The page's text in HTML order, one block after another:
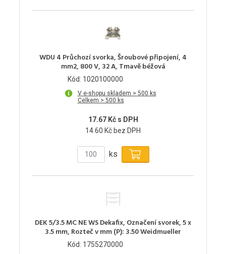
WDU 4 Průchozí svorka, Šroubové připojení, 4
mm2, 800 V, 32 A, Tmavě béžová
Kód: 1020100000
V e-shopu skladem > 500 ks
Celkem > 500 ks
17.67 Kč s DPH
14.60 Kč bez DPH
ks
DEK 5/3.5 MC NE WS Dekafix, Označení svorek, 5 x
3.5 mm, Rozteč v mm (P): 3.50 Weidmueller
Kód: 1755270000